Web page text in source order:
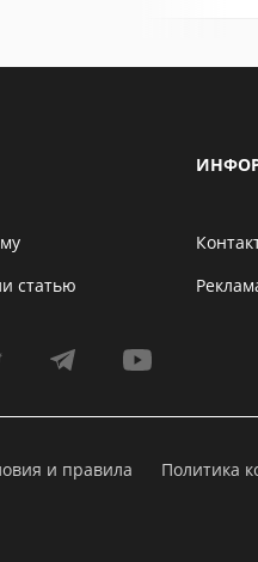
статью
и правила Политика